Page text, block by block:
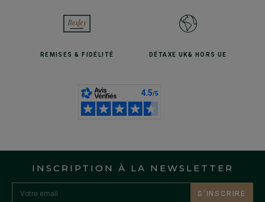
REMISES& FIDÉLITÉ DÉTAXE UK& HORS UE
INSCRIPTION À LA NEWSLETTER
S’INSCRIRE